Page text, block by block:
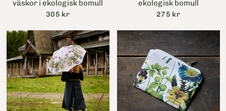
väskor i ekologisk bomull
305 kr
ekologisk bomull
275 kr